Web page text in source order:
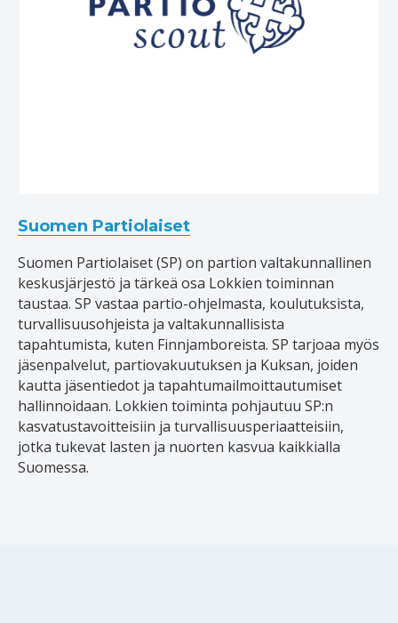
Suomen Partiolaiset
Suomen Partiolaiset (SP) on partion valtakunnallinen
keskusjärjestö ja tärkeä osa Lokkien toiminnan
taustaa. SP vastaa partio-ohjelmasta, koulutuksista,
turvallisuusohjeista ja valtakunnallisista
tapahtumista, kuten Finnjamboreista. SP tarjoaa myös
jäsenpalvelut, partiovakuutuksen ja Kuksan, joiden
kautta jäsentiedot ja tapahtumailmoittautumiset
hallinnoidaan. Lokkien toiminta pohjautuu SP:n
kasvatustavoitteisiin ja turvallisuusperiaatteisiin,
jotka tukevat lasten ja nuorten kasvua kaikkialla
Suomessa.